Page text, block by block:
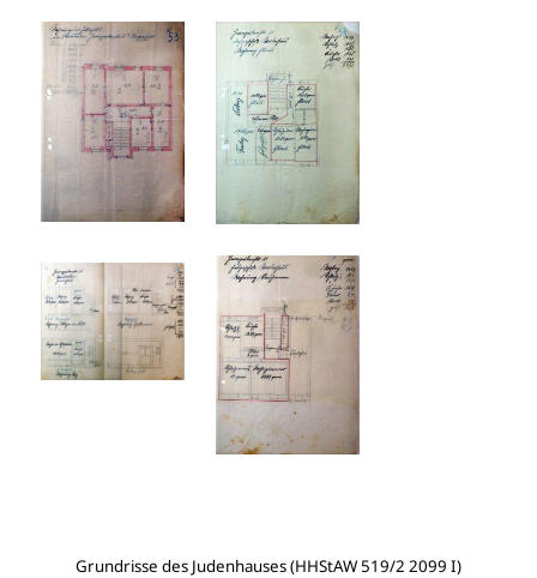
Grundrisse des Judenhauses (HHStAW 519/2 2099 I)